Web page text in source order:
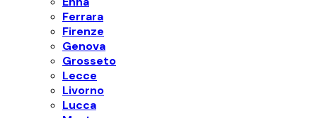
Ferrara
Firenze
Genova
Grosseto
Lecce
Livorno
Lucca